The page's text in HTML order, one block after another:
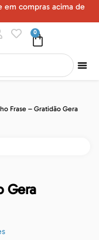
em compras acima de
0
Frase – Gratidão Gera
Gera